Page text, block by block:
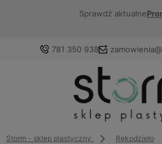
Sprawdź aktualne
781 350 938
Zaloguj się
Storm - sklep plastyczny Rękodzieło